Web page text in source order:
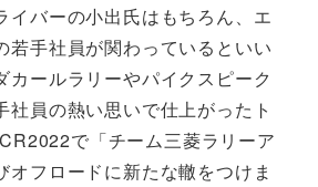
イバーの小出氏はもちろん、エ
若手社員が関わっているといい
カールラリーやパイクスピーク
社員の熱い思いで仕上がったト
で「チーム三菱ラリーア
オフロードに新たな轍をつけま